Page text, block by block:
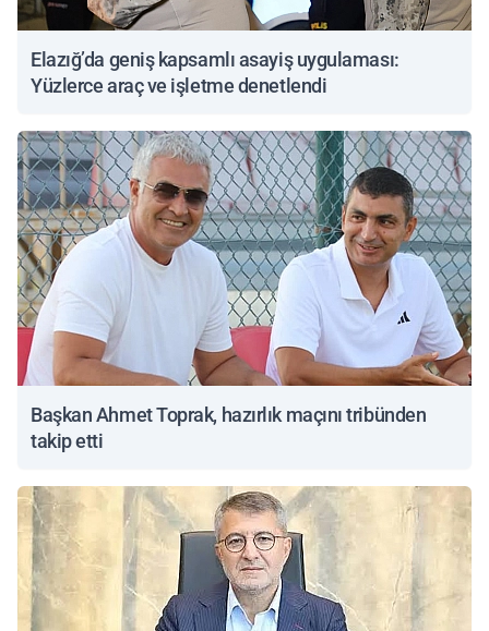
Elazığ’da geniş kapsamlı asayiş uygulaması:
Yüzlerce araç ve işletme denetlendi
Başkan Ahmet Toprak, hazırlık maçını tribünden
takip etti